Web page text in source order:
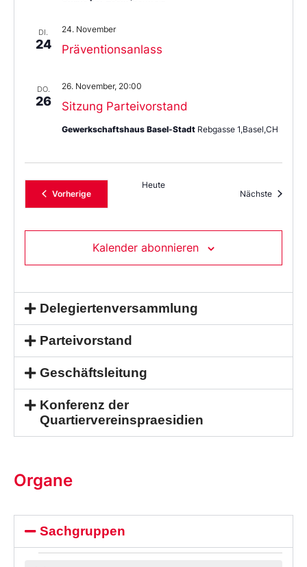
DI.
24 Präventionsanlass
24. November
DO.
26 Sitzung Parteivorstand
26. November, 20:00
Gewerkschaftshaus Basel-Stadt Rebgasse 1,Basel,CH
VorherigeVeranstaltungen
Heute
Nächste
Kalender abonnieren
Delegiertenversammlung
Parteivorstand
Geschäftsleitung
Konferenz der
Quartiervereinspraesidien
Organe
Sachgruppen